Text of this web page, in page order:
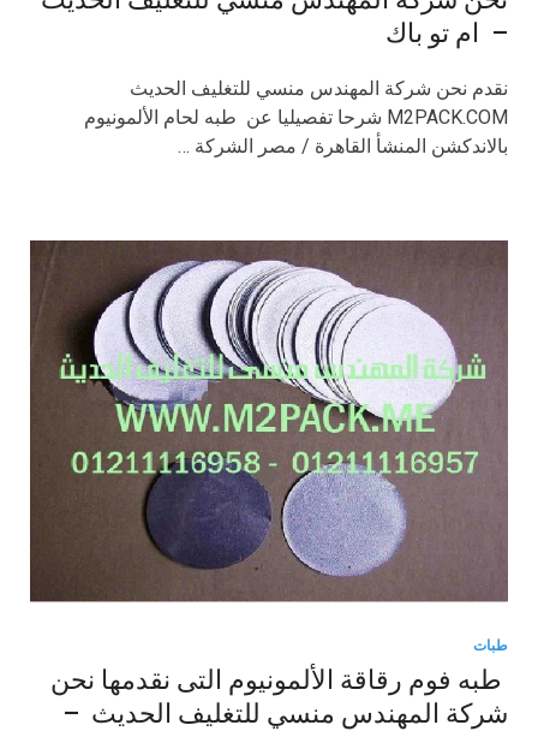
– ام تو باك
نقدم نحن شركة المهندس منسي للتغليف الحديث
M2PACK.COM شرحا تفصيليا عن طبه لحام الألمونيوم
بالاندكشن المنشأ القاهرة / مصر الشركة …
طبات
طبه فوم رقاقة الألمونيوم التى نقدمها نحن
شركة المهندس منسي للتغليف الحديث –